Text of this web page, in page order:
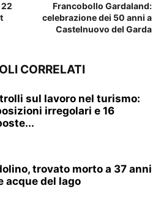
Francobollo Gardaland:
celebrazione dei 50 anni a
Castelnuovo del Garda
CORRELATI
sul lavoro nel turismo:
irregolari e 16
trovato morto a 37 anni
acque del lago